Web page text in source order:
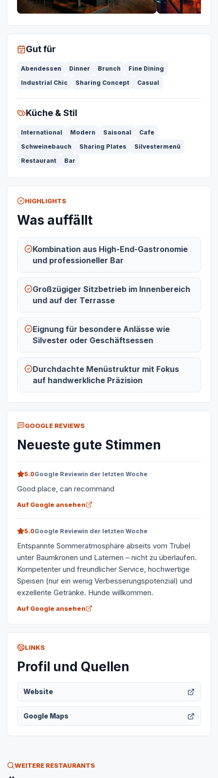
Gut für
Abendessen Dinner Brunch
Fine Dining
Industrial Chic
Sharing Concept Casual
Küche & Stil
International Modern Saisonal
Cafe
Schweinebauch
Sharing Plates
Silvestermenü
Restaurant
Bar
HIGHLIGHTS
Was auffällt
Kombination aus High-End-Gastronomie
und professioneller Bar
Großzügiger Sitzbetrieb im Innenbereich
und auf der Terrasse
Eignung für besondere Anlässe wie
Silvester oder Geschäftsessen
Durchdachte Menüstruktur mit Fokus
auf handwerkliche Präzision
GOOGLE REVIEWS
Neueste gute Stimmen
5.0Google Reviewin der letzten Woche
Good place, can recommand
Auf Google ansehen
5.0Google Reviewin der letzten Woche
Entspannte Sommeratmosphäre abseits vom Trubel
unter Baumkronen und Laternen – nicht zu überlaufen.
Kompetenter und freundlicher Service, hochwertige
Speisen (nur ein wenig Verbesserungspotenzial) und
exzellente Getränke. Hunde willkommen.
Auf Google ansehen
LINKS
Profil und Quellen
Website
Google Maps
WEITERE RESTAURANTS